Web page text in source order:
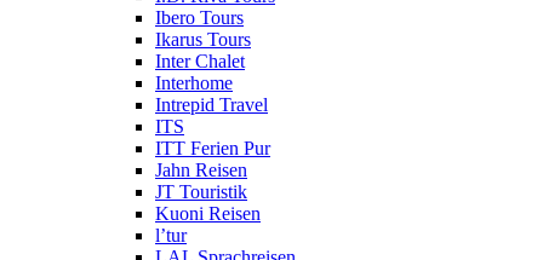
Ibero Tours
Ikarus Tours
Inter Chalet
Interhome
Intrepid Travel
ITS
ITT Ferien Pur
Jahn Reisen
JT Touristik
Kuoni Reisen
l’tur